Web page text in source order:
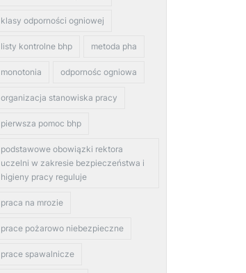
klasy odporności ogniowej
listy kontrolne bhp metoda pha
monotonia odpornośc ogniowa
organizacja stanowiska pracy
pierwsza pomoc bhp
podstawowe obowiązki rektora
uczelni w zakresie bezpieczeństwa i
higieny pracy reguluje
praca na mrozie
prace pożarowo niebezpieczne
prace spawalnicze